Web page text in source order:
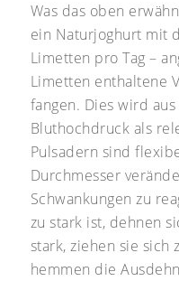
Was das oben
ein Naturjoghurt mit
Limetten pro Tag –
Limetten enthaltene
fangen. Dies wird
Bluthochdruck als
Pulsadern sind
Durchmesser
Schwankungen zu
zu stark ist, dehnen
stark, ziehen sie sich
hemmen die